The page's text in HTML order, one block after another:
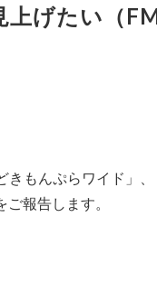
上げたい（
もんぷらワイド」、
報告します。